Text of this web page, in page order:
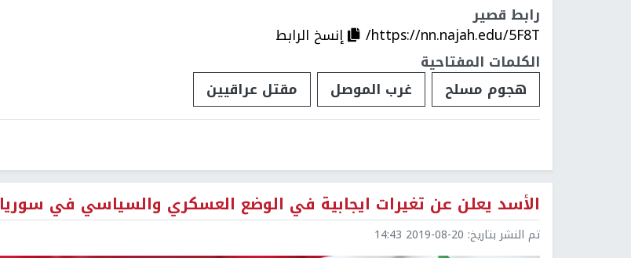
رابط قصير
https://nn.najah.edu/5F8T/
إنسخ الرابط
الكلمات المفتاحية
هجوم مسلح
غرب الموصل مقتل عراقيين
الأسد يعلن عن تغيرات ايجابية في الوضع العسكري والسياسي في سوريا
تم النشر بتاريخ: 2019-08-20 14:43